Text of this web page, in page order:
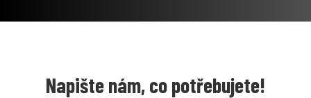
Napište nám, co potřebujete!